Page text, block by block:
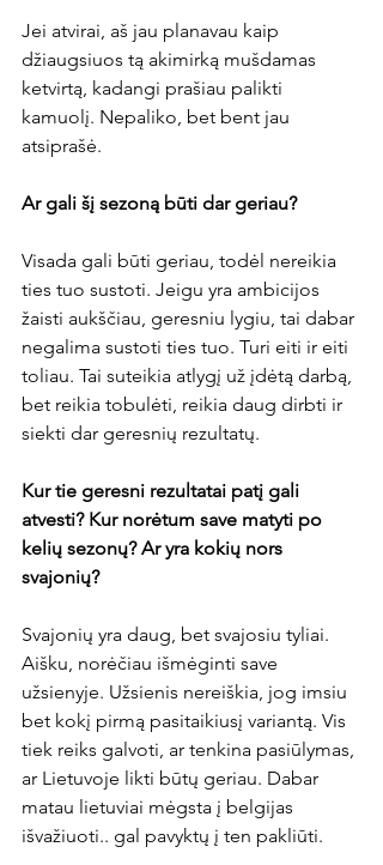
Jei atvirai, aš jau planavau kaip
džiaugsiuos tą akimirką mušdamas
ketvirtą, kadangi prašiau palikti
kamuolį. Nepaliko, bet bent jau
atsiprašė.
Ar gali šį sezoną būti dar geriau?
Visada gali būti geriau, todėl nereikia
ties tuo sustoti. Jeigu yra ambicijos
žaisti aukščiau, geresniu lygiu, tai dabar
negalima sustoti ties tuo. Turi eiti ir eiti
toliau. Tai suteikia atlygį už įdėtą darbą,
bet reikia tobulėti, reikia daug dirbti ir
siekti dar geresnių rezultatų.
Kur tie geresni rezultatai patį gali
atvesti? Kur norėtum save matyti po
kelių sezonų? Ar yra kokių nors
svajonių?
Svajonių yra daug, bet svajosiu tyliai.
Aišku, norėčiau išmėginti save
užsienyje. Užsienis nereiškia, jog imsiu
bet kokį pirmą pasitaikiusį variantą. Vis
tiek reiks galvoti, ar tenkina pasiūlymas,
ar Lietuvoje likti būtų geriau. Dabar
matau lietuviai mėgsta į belgijas
išvažiuoti.. gal pavyktų į ten pakliūti.